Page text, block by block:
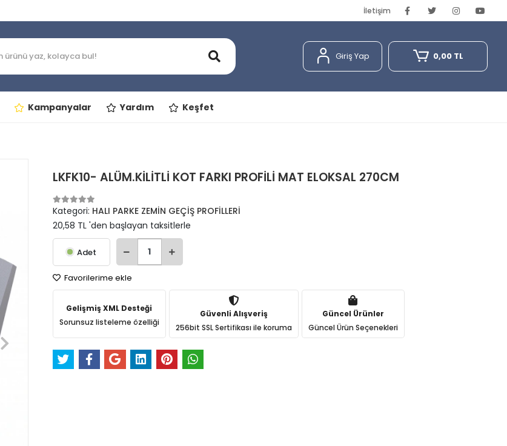
İletişim
Giriş Yap 0,00 TL
Kampanyalar Yardım Keşfet
LKFK10- ALÜM.KİLİTLİ KOT FARKI PROFİLİ MAT ELOKSAL 270CM
Kategori: HALI PARKE ZEMİN GEÇİŞ PROFİLLERİ
20,58 TL 'den başlayan taksitlerle
Adet
Favorilerime ekle
Gelişmiş XML Desteği
Sorunsuz listeleme özelliği
Güvenli Alışveriş
256bit SSL Sertifikası ile koruma
Güncel Ürünler
Güncel Ürün Seçenekleri